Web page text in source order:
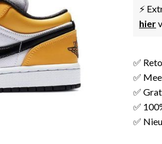
⚡
hier
✅
✅
✅
✅
✅